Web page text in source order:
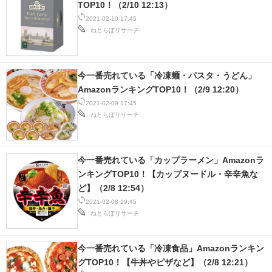
2021-02-10 17:45
ねとらぼリサーチ
TOP10！（2/10 12:13）
2021-02-09 17:45
ねとらぼリサーチ
今一番売れている「冷凍麺・パスタ・うどん」
AmazonランキングTOP10！（2/9 12:20）
2021-02-08 19:45
ねとらぼリサーチ
今一番売れている「カップラーメン」Amazonラ
ンキングTOP10！【カップヌードル・辛辛魚な
ど】（2/8 12:54）
今一番売れている「冷凍食品」Amazonランキン
グTOP10！【牛丼やピザなど】（2/8 12:21）